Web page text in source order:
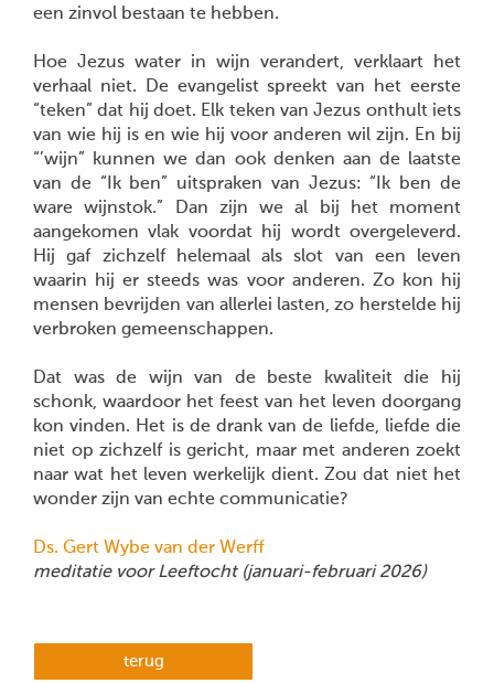
een zinvol bestaan te hebben.
Hoe Jezus water in wijn verandert, verklaart het
verhaal niet. De evangelist spreekt van het eerste
“teken” dat hij doet. Elk teken van Jezus onthult iets
van wie hij is en wie hij voor anderen wil zijn. En bij
“’wijn” kunnen we dan ook denken aan de laatste
van de “Ik ben” uitspraken van Jezus: “Ik ben de
ware wijnstok.” Dan zijn we al bij het moment
aangekomen vlak voordat hij wordt overgeleverd.
Hij gaf zichzelf helemaal als slot van een leven
waarin hij er steeds was voor anderen. Zo kon hij
mensen bevrijden van allerlei lasten, zo herstelde hij
verbroken gemeenschappen.
Dat was de wijn van de beste kwaliteit die hij
schonk, waardoor het feest van het leven doorgang
kon vinden. Het is de drank van de liefde, liefde die
niet op zichzelf is gericht, maar met anderen zoekt
naar wat het leven werkelijk dient. Zou dat niet het
wonder zijn van echte communicatie?
Ds. Gert Wybe van der Werff
meditatie voor Leeftocht (januari-februari 2026)
terug